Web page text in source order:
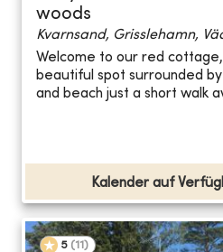
woods
Kvarnsand, Grisslehamn,
Welcome to our red cottage,
beautiful spot surrounded
and beach just a short walk
Kalender auf
5 (11 )